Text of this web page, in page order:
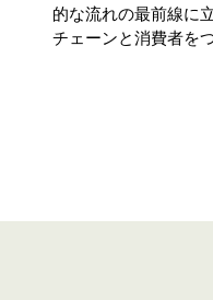
的な流れの最前線に